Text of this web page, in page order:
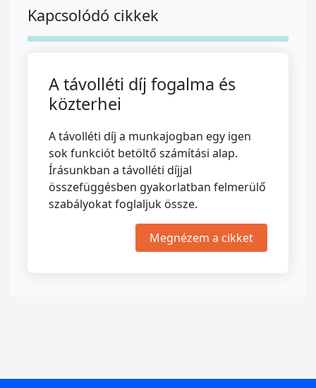
Kapcsolódó cikkek
A távolléti díj fogalma és
közterhei
A távolléti díj a munkajogban egy igen
sok funkciót betöltő számítási alap.
Írásunkban a távolléti díjjal
összefüggésben gyakorlatban felmerülő
szabályokat foglaljuk össze.
Megnézem a cikket